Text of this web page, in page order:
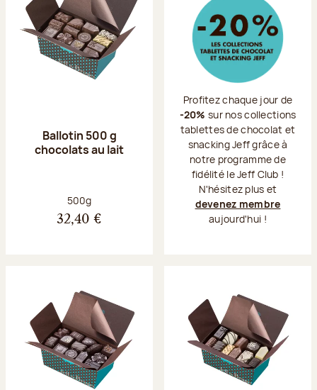
Ballotin 500 g
chocolats au lait
Poids net :
500g
32,40 €
Profitez chaque jour de
-20% sur nos collections
tablettes de chocolat et
snacking Jeff grâce à
notre programme de
fidélité le Jeff Club !
N'hésitez plus et
devenez membre
aujourd'hui !